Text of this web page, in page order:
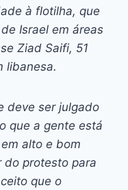
à flotilha, que
Israel em áreas
Ziad Saifi, 51
libanesa.
deve ser julgado
que a gente está
alto e bom
do protesto para
que o